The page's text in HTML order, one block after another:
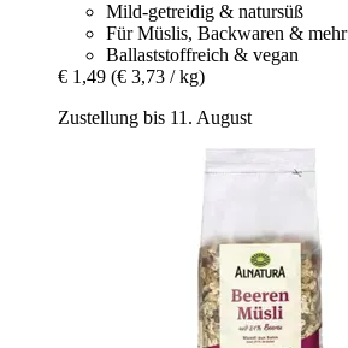
Mild-getreidig & natursüß
Für Müslis, Backwaren & mehr
Ballaststoffreich & vegan
€ 1,49 (€ 3,73 / kg)
Zustellung bis 11. August